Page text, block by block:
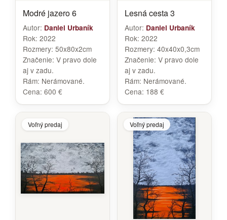
Modré jazero 6
Autor: Daniel Urbaník
Rok: 2022
Rozmery: 50x80x2cm
Značenie: V pravo dole
aj v zadu.
Rám: Nerámované.
Cena: 600 €
Lesná cesta 3
Autor: Daniel Urbaník
Rok: 2022
Rozmery: 40x40x0,3cm
Značenie: V pravo dole
aj v zadu.
Rám: Nerámované.
Cena: 188 €
Voľný predaj Voľný predaj